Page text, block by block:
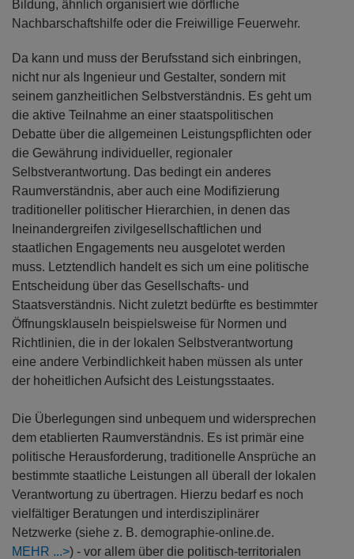
Bildung, ähnlich organisiert wie dörfliche
Nachbarschaftshilfe oder die Freiwillige Feuerwehr.
Da kann und muss der Berufsstand sich einbringen,
nicht nur als Ingenieur und Gestalter, sondern mit
seinem ganzheitlichen Selbstverständnis. Es geht um
die aktive Teilnahme an einer staatspolitischen
Debatte über die allgemeinen Leistungspflichten oder
die Gewährung individueller, regionaler
Selbstverantwortung. Das bedingt ein anderes
Raumverständnis, aber auch eine Modifizierung
traditioneller politischer Hierarchien, in denen das
Ineinandergreifen zivilgesellschaftlichen und
staatlichen Engagements neu ausgelotet werden
muss. Letztendlich handelt es sich um eine politische
Entscheidung über das Gesellschafts- und
Staatsverständnis. Nicht zuletzt bedürfte es bestimmter
Öffnungsklauseln beispielsweise für Normen und
Richtlinien, die in der lokalen Selbstverantwortung
eine andere Verbindlichkeit haben müssen als unter
der hoheitlichen Aufsicht des Leistungsstaates.
Die Überlegungen sind unbequem und widersprechen
dem etablierten Raumverständnis. Es ist primär eine
politische Herausforderung, traditionelle Ansprüche an
bestimmte staatliche Leistungen all überall der lokalen
Verantwortung zu übertragen. Hierzu bedarf es noch
vielfältiger Beratungen und interdisziplinärer
Netzwerke (siehe z. B. demographie-online.de.
MEHR
) - vor allem über die politisch-territorialen